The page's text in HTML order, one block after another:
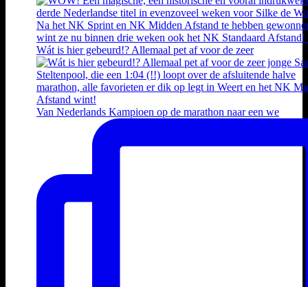
Wát is hier gebeurd!? Allemaal pet af voor de zeer
Van Nederlands Kampioen op de marathon naar een we